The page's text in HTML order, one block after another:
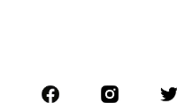
Accessoires